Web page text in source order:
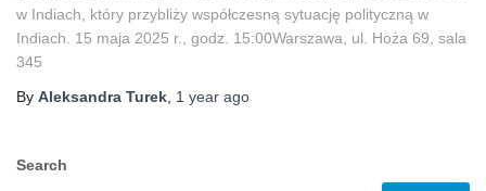
w Indiach, który przybliży współczesną sytuację polityczną w
Indiach. 15 maja 2025 r., godz. 15:00Warszawa, ul. Hoża 69, sala
345
By Aleksandra Turek 1 year ago
Search